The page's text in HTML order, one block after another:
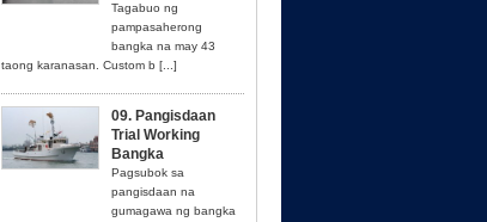
Tagabuo ng
pampasaherong
bangka na may 43
taong karanasan. Custom b [...]
09. Pangisdaan
Trial Working
Bangka
Pagsubok sa
pangisdaan na
gumagawa ng bangka